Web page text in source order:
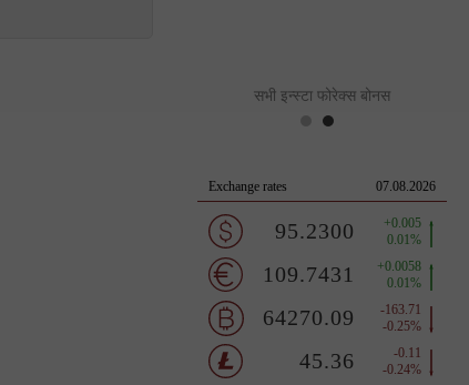
सभी इन्स्टा फोरेक्स बोनस